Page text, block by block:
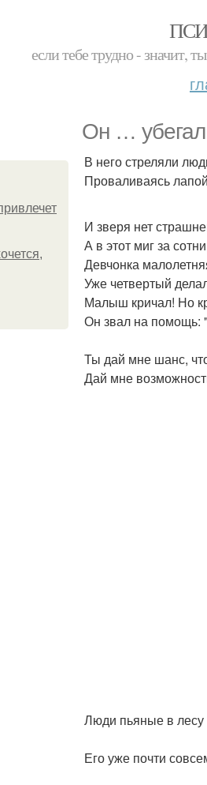
если тебе трудно - значит,
Он …
В него стреляли
Проваливаясь
И зверя нет
А в этот миг за
Девчонка
Уже четвертый
Малыш кричал! Но
Он звал на помощь:
Ты дай мне шанс,
Дай мне
Люди пьяные в лесу
Его уже почти